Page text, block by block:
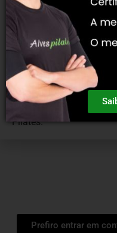
conseguinte ensinou a
capacitou um por um
Trainers), possuimos
criação da metodologia.
Posto que a maioria das
não possuem esse
postular ao título de
Pilates.
Prefiro entrar em